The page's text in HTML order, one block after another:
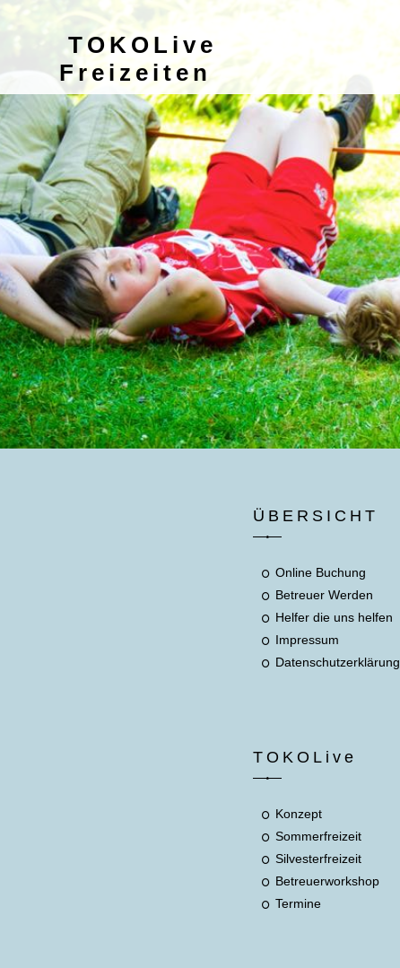
TOKOLive
Freizeiten
ÜBERSICHT
Online Buchung
Betreuer Werden
Helfer die uns helfen
Impressum
Datenschutzerklärung
TOKOLive
Konzept
Sommerfreizeit
Silvesterfreizeit
Betreuerworkshop
Termine